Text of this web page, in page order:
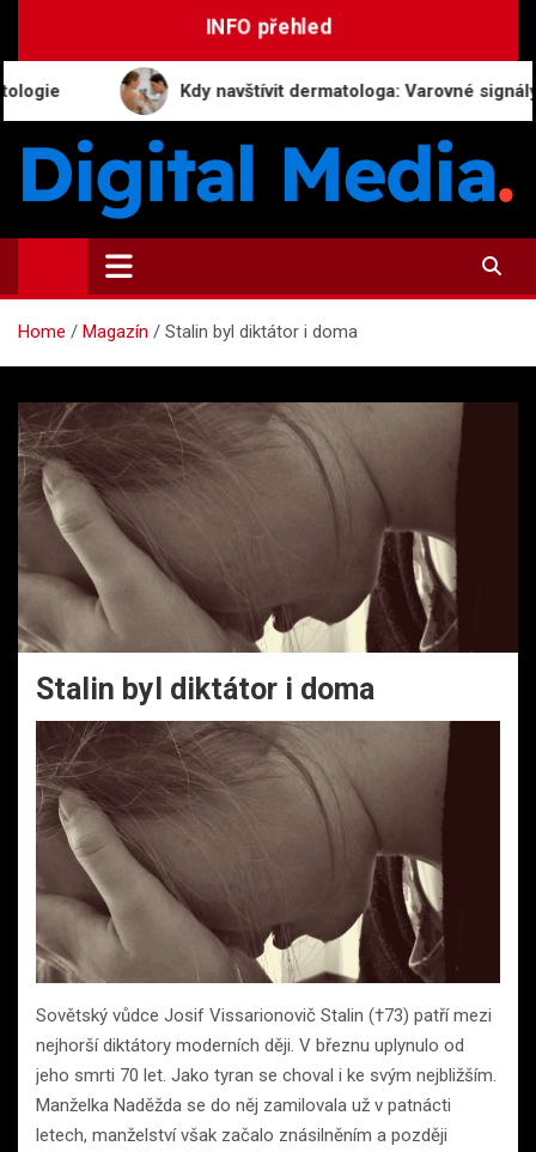
INFO přehled
Kdy navštívit dermatologa: Varovné signály, které
Digital-Media.cz
Magazín zpravodajství a novinek
Home Magazín Stalin byl diktátor i doma
Stalin byl diktátor i doma
Sovětský vůdce Josif Vissarionovič Stalin (†73) patří mezi
nejhorší diktátory moderních ději. V březnu uplynulo od
jeho smrti 70 let. Jako tyran se choval i ke svým nejbližším.
Manželka Naděžda se do něj zamilovala už v patnácti
letech, manželství však začalo znásilněním a později